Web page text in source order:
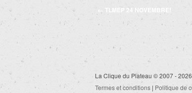
Navigation
des
← TLMEP 24 NOVEMBRE!
La Clique du Plateau © 2007 -
Termes et conditions | Politique de